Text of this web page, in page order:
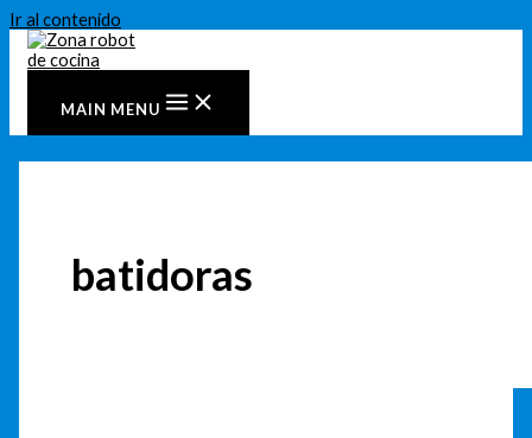
Ir al contenido
MAIN MENU
batidoras